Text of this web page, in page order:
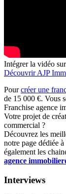
Intégrer la vidéo
Découvrir AJP
Pourcréer une
de 15 000 €. Vous
Franchise agence
Votre projet de
commercial ?
Découvrez les
notre page dédiée à
également les
agence
Interviews